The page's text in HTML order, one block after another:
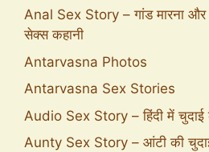
Anal Sex Story – गांड मारना और
सेक्स कहानी
Antarvasna Photos
Antarvasna Sex Stories
Audio Sex Story – हिंदी में चुदाई
Aunty Sex Story – आंटी की चुदाई